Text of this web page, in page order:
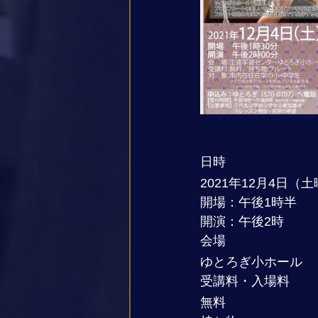
日時
2021年12月4日（土
開場：午後1時半
開演：午後2時
会場
ゆとろぎ小ホール
受講料・入場料
無料